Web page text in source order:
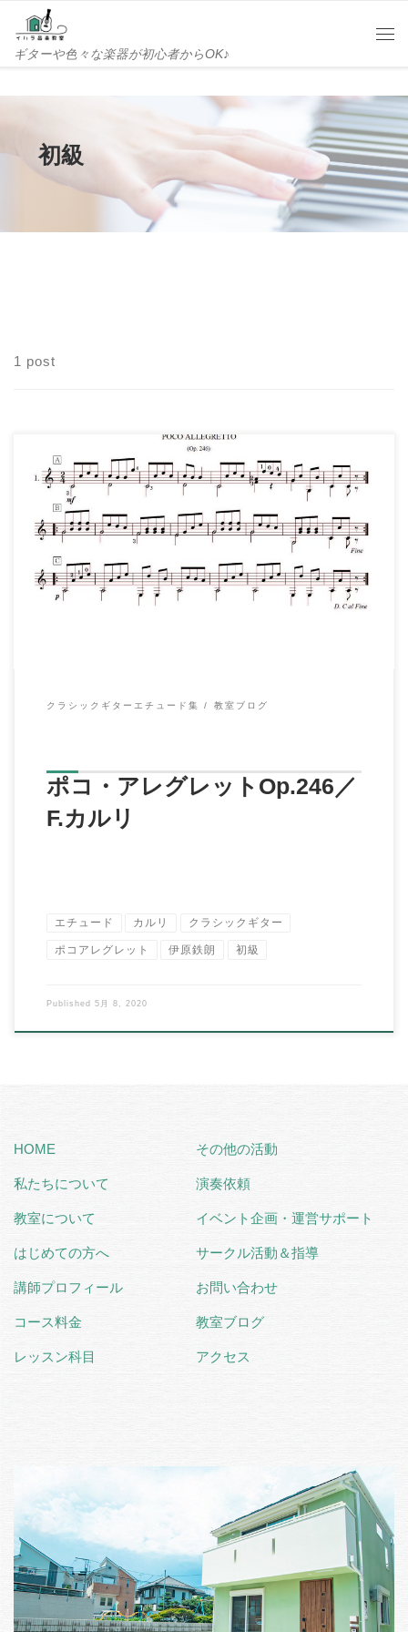
Skip to content
ギターや色々な楽器が初心者からOK♪
初級
1 post
【演奏動画】〈演奏：伊原鉄朗〉 ↓チャンネル登録はこちらのボ
タンからお願いします。 […]
クラシックギターエチュード集 教室ブログ
ポコ・アレグレットOp.246／
F.カルリ
エチュード カルリ クラシックギター
ポコアレグレット 伊原鉄朗 初級
Published 5月 8, 2020
HOME
私たちについて
教室について
はじめての方へ
講師プロフィール
コース料金
レッスン科目
その他の活動
演奏依頼
イベント企画・運営サポート
サークル活動＆指導
お問い合わせ
教室ブログ
アクセス